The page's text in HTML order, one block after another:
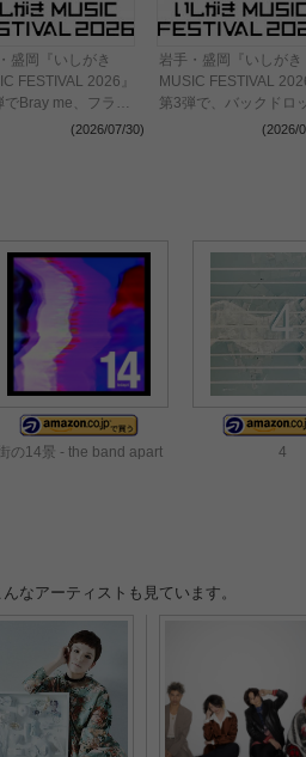
盛岡『いしがき
FESTIVAL 2026』
でBray me、フラワ
ンパニーズ、PIGGS、
(2026/07/30)
岩手・盛岡『いしがき
MUSIC FESTIVAL
第3弾で、バックドロッ
シンデレラ、かりゆ
(2026/
の14景 - the band apart 4
なアーティストも見ています。